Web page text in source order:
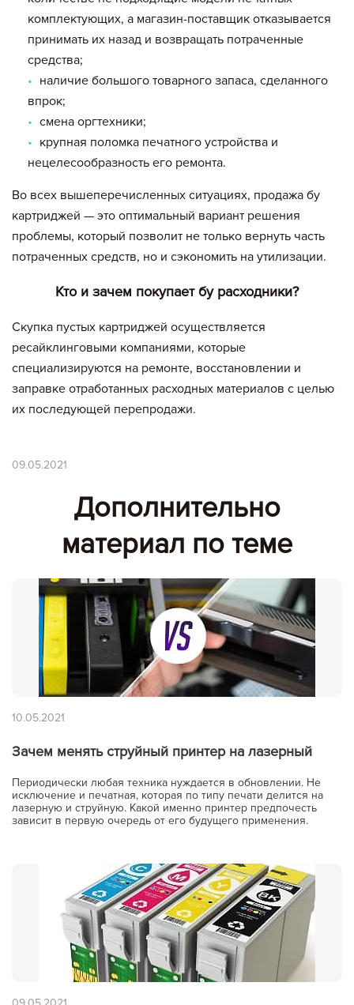
комплектующих, а магазин-поставщик отказывается
принимать их назад и возвращать потраченные
средства;
наличие большого товарного запаса, сделанного
впрок;
смена оргтехники;
крупная поломка печатного устройства и
нецелесообразность его ремонта.
Во всех вышеперечисленных ситуациях, продажа бу
картриджей — это оптимальный вариант решения
проблемы, который позволит не только вернуть часть
потраченных средств, но и сэкономить на утилизации.
Кто и зачем покупает бу расходники?
Скупка пустых картриджей осуществляется
ресайклинговыми компаниями, которые
специализируются на ремонте, восстановлении и
заправке отработанных расходных материалов с целью
их последующей перепродажи.
09.05.2021
Дополнительно
материал по теме
10.05.2021
Зачем менять струйный принтер на лазерный
Периодически любая техника нуждается в обновлении. Не
исключение и печатная, которая по типу печати делится на
лазерную и струйную. Какой именно принтер предпочесть
зависит в первую очередь от его будущего применения.
Артикул
руб
Итого:
картриджей на сумму:
null руб.